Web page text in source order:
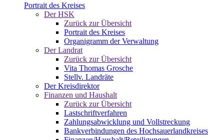
Portrait des Kreises
Der HSK
Zurück zur Übersicht
Portrait des Kreises
Organigramm der Verwaltung
Der Landrat
Zurück zur Übersicht
Vita Thomas Grosche
Stellv. Landräte
Der Kreisdirektor
Finanzen und Haushalt
Zurück zur Übersicht
Lastschriftverfahren
Zahlungsabwicklung und Vollstreckung
Bankverbindungen des Hochsauerlandkreises